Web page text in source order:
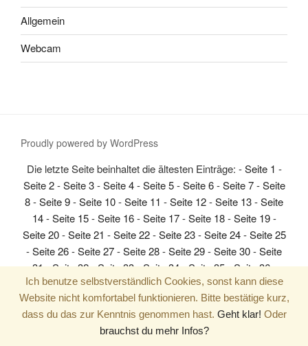
Allgemein
Webcam
Proudly powered by WordPress
Die letzte Seite beinhaltet die ältesten Einträge: -Seite 1 -
Seite 2-Seite 3-Seite 4-Seite 5-Seite 6-Seite 7-Seite
8-Seite 9-Seite 10-Seite 11 -Seite 12-Seite 13-Seite
14-Seite 15-Seite 16-Seite 17-Seite 18-Seite 19-
Seite 20-Seite 21 -Seite 22-Seite 23-Seite 24-Seite 25
-Seite 26-Seite 27-Seite 28-Seite 29-Seite 30-Seite
31-Seite 32-Seite 33-Seite 34-Seite 35-Seite 36-
Seite 37-Seite 38-Seite 39-Seite 40- Seite 41-Seite 42
-Seite 43-Seite 44-Seite 45-Seite 46-Seite 47-Seite
48-Seite 49- Seite 50-Seite 51-Seite 52-Seite 53-
Seite 55-Seite 56-Seite 57-Seite 58
Ich benutze selbstverständlich Cookies, sonst kann diese
Website nicht komfortabel funktionieren. Bitte bestätige kurz,
dass du das zur Kenntnis genommen hast. Geht klar! Oder
brauchst du mehr Infos?